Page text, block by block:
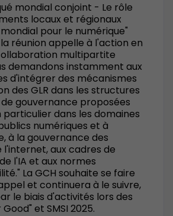
mondial conjoint - Le rôle
locaux et régionaux
pour le numérique"
réunion appelle à l'action en
multipartite
demandons instamment aux
d'intégrer des mécanismes
des GLR dans les structures
gouvernance proposées
particulier dans les domaines
numériques et à
à la gouvernance des
l'internet, aux cadres de
l'IA et aux normes
La GCH souhaite se faire
et continuera à le suivre,
le biais d'activités lors des
et SMSI 2025.